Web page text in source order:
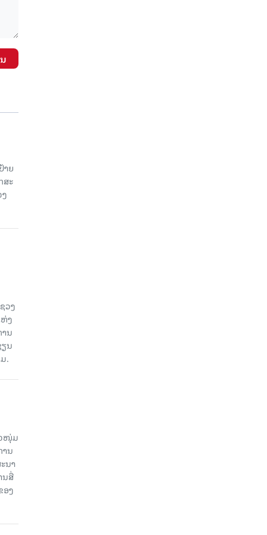
າຍ
ສະ
ວງ
ງ
ນ
ນ
.
ໜຸ່ມ
ນ
ນາ
ນສື່
ງ